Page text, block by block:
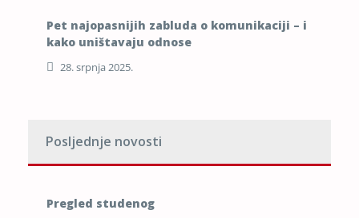
Pet najopasnijih zabluda o komunikaciji – i
kako uništavaju odnose
28. srpnja 2025.
Posljednje novosti
Pregled studenog